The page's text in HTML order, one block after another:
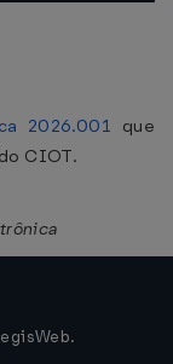
2026.001 que
CIOT.